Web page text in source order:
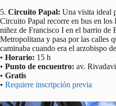
5. Circuito Papal: Una visita ideal
Circuito Papal recorre en bus en los
niñez de Francisco I en el barrio de
Metropolitana y pasa por las calles
caminaba cuando era el arzobispo
• Horario: 15 h
• Punto de encuentro: av.
• Gratis
• Requiere inscripción previa